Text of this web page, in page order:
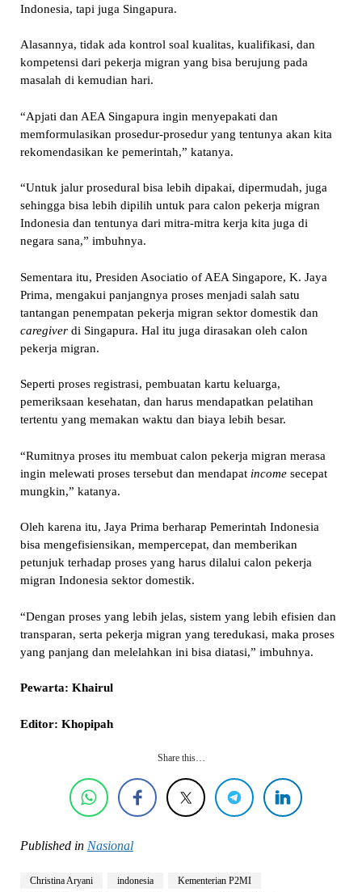
Indonesia, tapi juga Singapura.
Alasannya, tidak ada kontrol soal kualitas, kualifikasi, dan
kompetensi dari pekerja migran yang bisa berujung pada
masalah di kemudian hari.
“Apjati dan AEA Singapura ingin menyepakati dan
memformulasikan prosedur-prosedur yang tentunya akan kita
rekomendasikan ke pemerintah,” katanya.
“Untuk jalur prosedural bisa lebih dipakai, dipermudah, juga
sehingga bisa lebih dipilih untuk para calon pekerja migran
Indonesia dan tentunya dari mitra-mitra kerja kita juga di
negara sana,” imbuhnya.
Sementara itu, Presiden Asociatio of AEA Singapore, K. Jaya
Prima, mengakui panjangnya proses menjadi salah satu
tantangan penempatan pekerja migran sektor domestik dan
caregiverdi Singapura. Hal itu juga dirasakan oleh calon
pekerja migran.
Seperti proses registrasi, pembuatan kartu keluarga,
pemeriksaan kesehatan, dan harus mendapatkan pelatihan
tertentu yang memakan waktu dan biaya lebih besar.
“Rumitnya proses itu membuat calon pekerja migran merasa
ingin melewati proses tersebut dan mendapat incomesecepat
mungkin,” katanya.
Oleh karena itu, Jaya Prima berharap Pemerintah Indonesia
bisa mengefisiensikan, mempercepat, dan memberikan
petunjuk terhadap proses yang harus dilalui calon pekerja
migran Indonesia sektor domestik.
“Dengan proses yang lebih jelas, sistem yang lebih efisien dan
transparan, serta pekerja migran yang teredukasi, maka proses
yang panjang dan melelahkan ini bisa diatasi,” imbuhnya.
Pewarta: Khairul
Editor: Khopipah
Share this…
Published in Nasional
Christina Aryani indonesia
Kementerian P2MI